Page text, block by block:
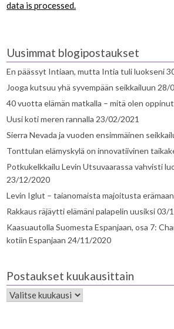
data is processed.
Uusimmat blogipostaukset
En päässyt Intiaan, mutta Intia tuli luokseni
Jooga kutsuu yhä syvempään seikkailuun 28/
40 vuotta elämän matkalla – mitä olen
Uusi koti meren rannalla 23/02/2021
Sierra Nevada ja vuoden ensimmäinen
Tonttulan elämyskylä on innovatiivinen
Potkukelkkailu Levin Utsuvaarassa vahvisti
23/12/2020
Levin Iglut – taianomaista majoitusta erämaan
Rakkaus räjäytti elämäni palapelin uusiksi03/
Kaasuautolla Suomesta Espanjaan, osa 7:
kotiin Espanjaan 24/11/2020
Postaukset kuukausittain